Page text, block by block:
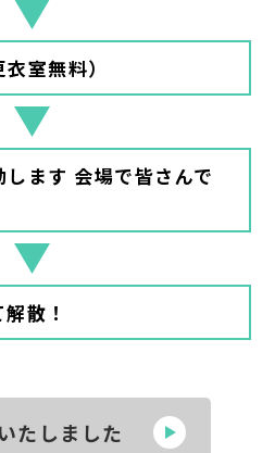
室無料）
ます 会場で皆さんで
散！
たしました